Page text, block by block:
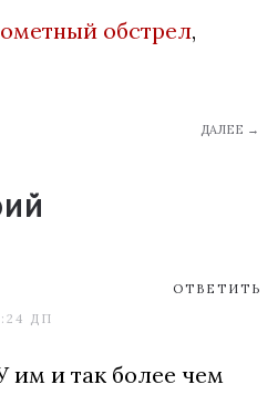
обстрел,
ДАЛЕЕ →
ДП
ОТВЕТИТЬ
им и так более чем